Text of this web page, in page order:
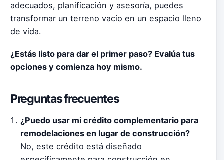
adecuados, planificación y asesoría, puedes
transformar un terreno vacío en un espacio lleno
de vida.
¿Estás listo para dar el primer paso? Evalúa tus
opciones y comienza hoy mismo.
Preguntas frecuentes
¿Puedo usar mi crédito complementario para
remodelaciones en lugar de construcción?
No, este crédito está diseñado